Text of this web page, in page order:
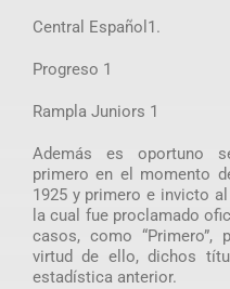
Central Español1.
Progreso 1
Rampla Juniors 1
Además es oportuno
primero en el momento
1925 y primero e invicto
la cual fue proclamado
casos, como “Primero”,
virtud de ello, dichos
estadística anterior.